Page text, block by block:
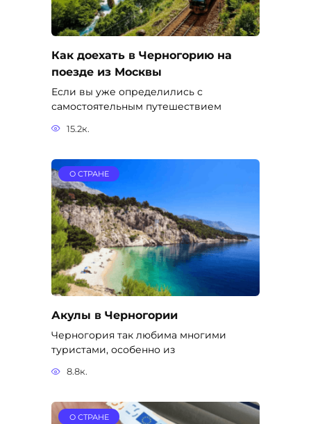
Как доехать в Черногорию на
поезде из Москвы
Если вы уже определились с
самостоятельным путешествием
15.2к.
О СТРАНЕ
Акулы в Черногории
Черногория так любима многими
туристами, особенно из
8.8к.
О СТРАНЕ